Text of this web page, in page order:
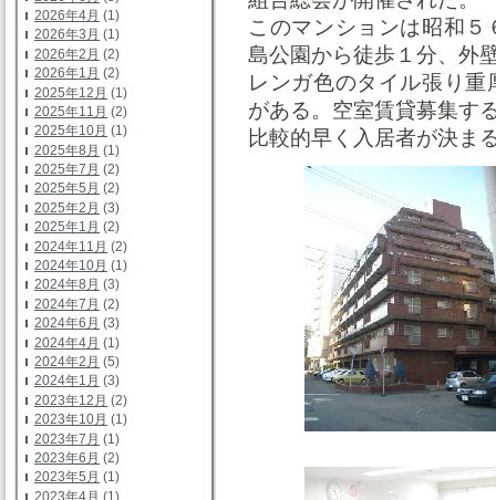
2026年4月 (1)
2026年3月 (1)
2026年2月 (2)
2026年1月 (2)
2025年12月 (1)
2025年11月 (2)
2025年10月 (1)
2025年8月 (1)
2025年7月 (2)
2025年5月 (2)
2025年2月 (3)
2025年1月 (2)
2024年11月 (2)
2024年10月 (1)
2024年8月 (3)
2024年7月 (2)
2024年6月 (3)
2024年4月 (1)
2024年2月 (5)
2024年1月 (3)
2023年12月 (2)
2023年10月 (1)
2023年7月 (1)
2023年6月 (2)
2023年5月 (1)
2023年4月 (1)
このマンションは昭和
島公園から徒歩１分、外
レンガ色のタイル張り
がある。空室賃貸募集す
比較的早く入居者が決ま